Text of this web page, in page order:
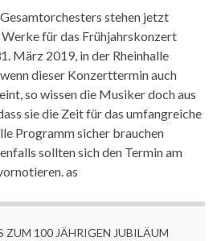
stehen jetzt
für das Frühjahrskonzert
März 2019, in der Rheinhalle
dieser Konzerttermin auch
so wissen die Musiker doch aus
sie die Zeit für das umfangreiche
Programm sicher brauchen
sollten sich den Termin am
as
100 JÄHRIGEN JUBILÄUM